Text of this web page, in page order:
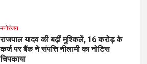
मनोरंजन
राजपाल यादव की बढ़ीं मुश्किलें, ₹16 करोड़ के
कर्ज पर बैंक ने संपत्ति नीलामी का नोटिस
चिपकाया